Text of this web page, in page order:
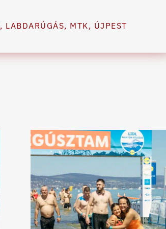
, LABDARÚGÁS, MTK, ÚJPEST